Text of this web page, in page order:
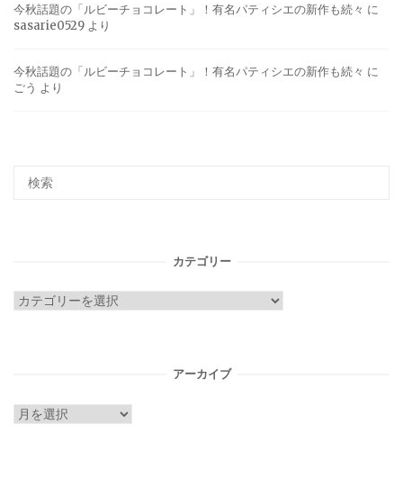
今秋話題の「ルビーチョコレート」！有名パティシエの新作も続々 に
sasarie0529 より
今秋話題の「ルビーチョコレート」！有名パティシエの新作も続々 に
ごう より
カテゴリー
カ
アーカイブ
ア